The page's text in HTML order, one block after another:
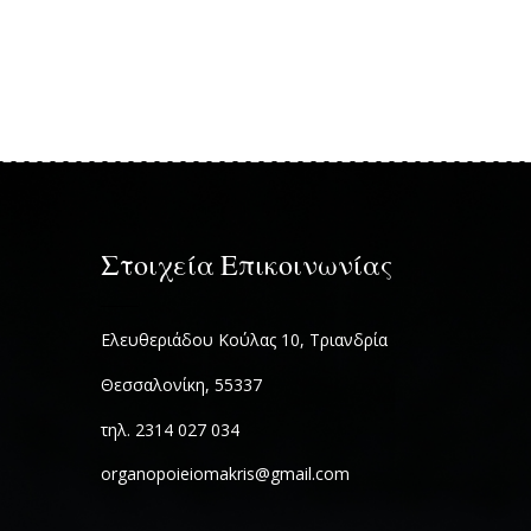
Στοιχεία Επικοινωνίας
Ελευθεριάδου Κούλας 10, Τριανδρία
Θεσσαλονίκη, 55337
τηλ. 2314 027 034
organopoieiomakris@gmail.com